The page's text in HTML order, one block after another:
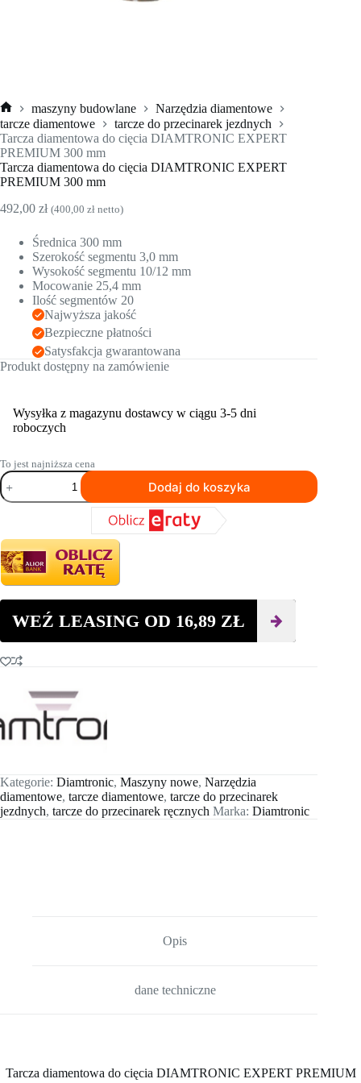
Strona
główna
maszyny budowlane
Narzędzia diamentowe
tarcze diamentowe
tarcze do przecinarek jezdnych
Tarcza diamentowa do cięcia DIAMTRONIC EXPERT
PREMIUM 300 mm
Tarcza diamentowa do cięcia DIAMTRONIC EXPERT
PREMIUM 300 mm
492,00 zł (400,00 zł netto)
Średnica 300 mm
Szerokość segmentu 3,0 mm
Wysokość segmentu 10/12 mm
Mocowanie 25,4 mm
Ilość segmentów 20
Najwyższa jakość
Bezpieczne płatności
Satysfakcja gwarantowana
Produkt dostępny na zamówienie
Wysyłka z magazynu dostawcy w ciągu 3-5 dni
roboczych
To jest najniższa cena
ilość
Tarcza
diamentowa
DIAMTRONIC
EXPERT
PREMIUM
300
mm
Dodaj do koszyka
WEŹ LEASING OD 16,89 ZŁ
Kategorie: Diamtronic, Maszyny nowe, Narzędzia
diamentowe, tarcze diamentowe, tarcze do przecinarek
jezdnych, tarcze do przecinarek ręcznych Marka: Diamtronic
Opis
dane techniczne
Tarcza diamentowa do cięcia DIAMTRONIC EXPERT PREMIUM